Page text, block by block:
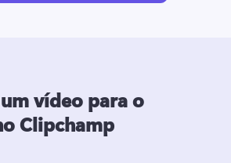
vídeo para o
Clipchamp